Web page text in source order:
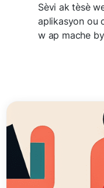
Sèvi ak tèsè
aplikasyon ou
w ap mache